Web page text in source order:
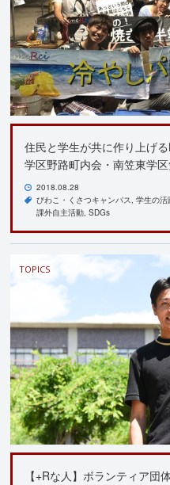
住民と学生が共に作り上げ
学区野路町内会・南笠東学
2018.08.28
びわこ・くさつキャンパス 学生の活
課外自主活動 SDGs
TOPICS
【+Rな人】ボランティア団